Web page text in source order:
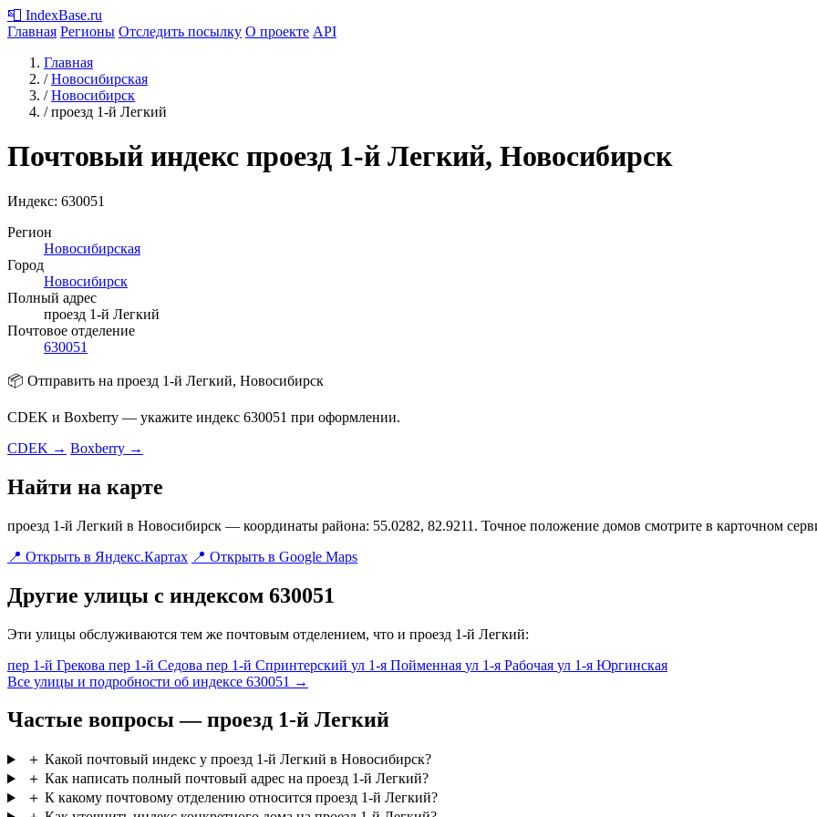
📮 IndexBase.ru
Главная Регионы Отследить посылку О проекте API
Главная
/ Новосибирская
/ Новосибирск
/ проезд 1-й Легкий
Почтовый индекс проезд 1-й Легкий, Новосибирск
Индекс: 630051
Регион
Новосибирская
Город
Новосибирск
Полный адрес
проезд 1-й Легкий
Почтовое отделение
630051
📦 Отправить на проезд 1-й Легкий, Новосибирск
CDEK и Boxberry — укажите индекс 630051 при оформлении.
CDEK → Boxberry →
Найти на карте
проезд 1-й Легкий в Новосибирск — координаты района: 55.0282, 82.9211. Точное положение домов смотрите в карточном
📍 Открыть в Яндекс.Картах 📍 Открыть в Google Maps
Другие улицы с индексом 630051
Эти улицы обслуживаются тем же почтовым отделением, что и проезд 1-й Легкий:
пер 1-й Грекова пер 1-й Седова пер 1-й Спринтерский ул 1-я Пойменная ул 1-я Рабочая ул 1-я Юргинская
Все улицы и подробности об индексе 630051 →
Частые вопросы — проезд 1-й Легкий
＋ Какой почтовый индекс у проезд 1-й Легкий в Новосибирск?
＋ Как написать полный почтовый адрес на проезд 1-й Легкий?
＋ К какому почтовому отделению относится проезд 1-й Легкий?